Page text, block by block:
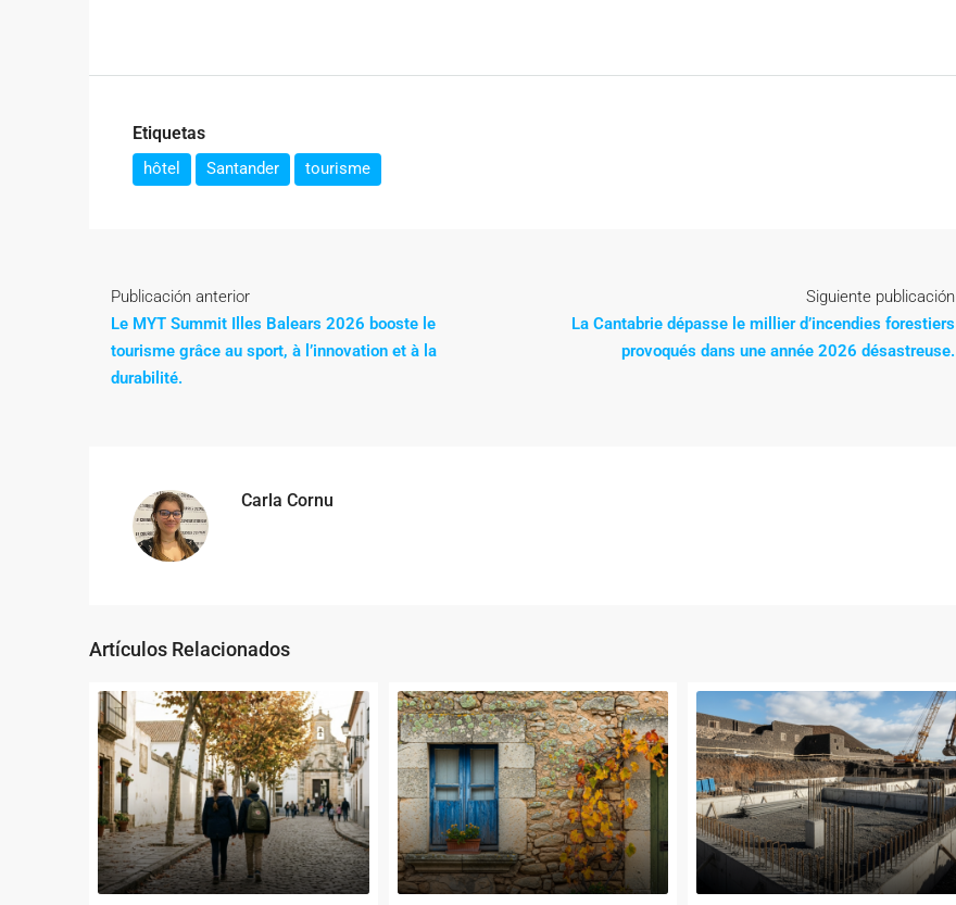
Etiquetas
hôtel Santander tourisme
Publicación anterior
Le MYT Summit Illes Balears 2026 booste le
tourisme grâce au sport, à l’innovation et à la
durabilité.
Siguiente publicación
La Cantabrie dépasse le millier d’incendies forestiers
provoqués dans une année 2026 désastreuse.
Carla Cornu
Artículos Relacionados